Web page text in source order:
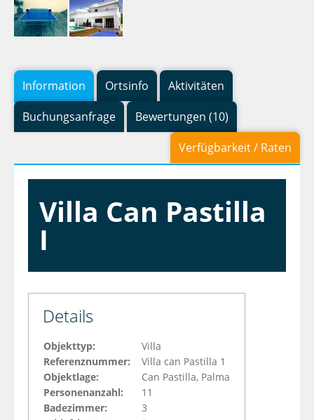
Information Ortsinfo
Aktivitäten
Buchungsanfrage
Bewertungen (10)
Verfügbarkeit / Raten
Villa Can Pastilla
I
Details
Objekttyp:
Villa
Referenznummer:
Villa can Pastilla 1
Objektlage:
Can Pastilla, Palma
Personenanzahl:
11
Badezimmer:
3